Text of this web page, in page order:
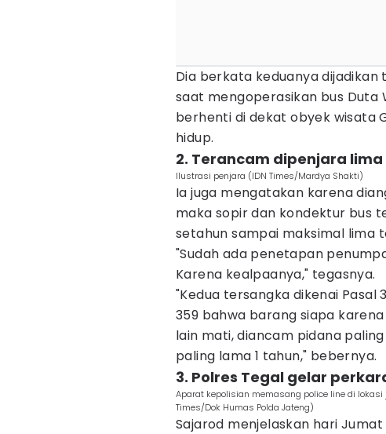
Dia berkata keduanya
saat mengoperasikan bus Duta
berhenti di dekat obyek wisata
hidup.
2. Terancam dipenjara
Ilustrasi penjara (IDN Times/Mardya Shakti)
Ia juga mengatakan karena
maka sopir dan kondektur bus
setahun sampai maksimal lima
"Sudah ada penetapan
Karena kealpaanya," tegasnya.
"Kedua tersangka dikenai Pasal
359 bahwa barang siapa
lain mati, diancam pidana
paling lama 1 tahun," bebernya.
3. Polres Tegal gelar
Aparat kepolisian memasang police line di
Times/Dok Humas Polda Jateng)
Sajarod menjelaskan hari